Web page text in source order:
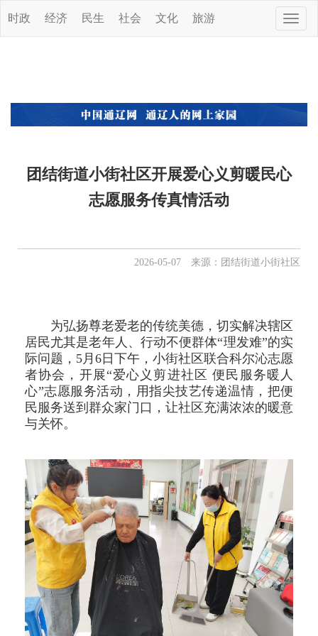
Toggle
时政 经济 民生 社会 文化 旅游
团结街道小街社区开展爱心义剪暖民心
志愿服务传真情活动
2026-05-07 来源：团结街道小街社区
为弘扬尊老爱老的传统美德，切实解决辖区
居民尤其是老年人、行动不便群体“理发难”的实
际问题，5月6日下午，小街社区联合科尔沁志愿
者协会，开展“爱心义剪进社区 便民服务暖人
心”志愿服务活动，用指尖技艺传递温情，把便
民服务送到群众家门口，让社区充满浓浓的暖意
与关怀。